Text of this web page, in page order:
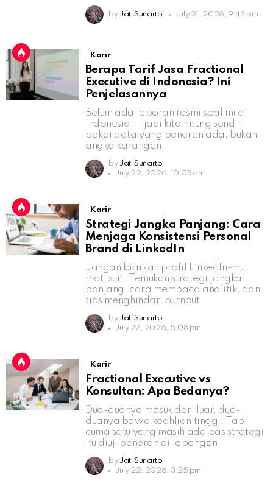
by Jati Sunarto July 21, 2026, 9:43 pm
Karir
Berapa Tarif Jasa Fractional
Executive di Indonesia? Ini
Penjelasannya
Belum ada laporan resmi soal ini di
Indonesia — jadi kita hitung sendiri
pakai data yang beneran ada, bukan
angka karangan.
by Jati Sunarto
July 22, 2026, 10:53 am
Karir
Strategi Jangka Panjang: Cara
Menjaga Konsistensi Personal
Brand di LinkedIn
Jangan biarkan profil LinkedIn-mu
mati suri. Temukan strategi jangka
panjang, cara membaca analitik, dan
tips menghindari burnout.
by Jati Sunarto
July 27, 2026, 5:08 pm
Karir
Fractional Executive vs
Konsultan: Apa Bedanya?
Dua-duanya masuk dari luar, dua-
duanya bawa keahlian tinggi. Tapi
cuma satu yang masih ada pas strategi
itu diuji beneran di lapangan.
by Jati Sunarto
July 22, 2026, 3:25 pm